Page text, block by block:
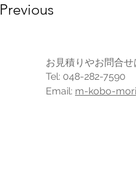
Previous
お見積りやお問合
Tel: 048-282-7590
Email: m-kobo-